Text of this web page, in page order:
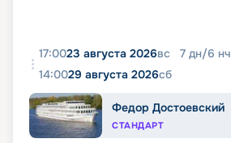
17:0023 августа 2026вс 7 дн/6 нч
14:0029 августа 2026сб
Федор Достоевский
СТАНДАРТ